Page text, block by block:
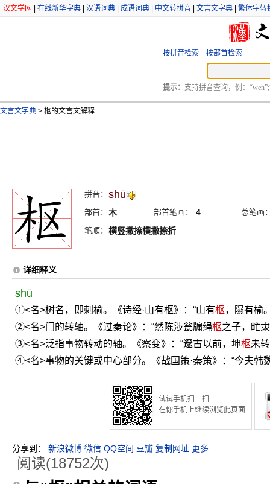
汉文学网 在线新华字典 汉语词典 成语词典 中文转拼音 文言文字典 繁体字转
按拼音检索 按部首检索
提示： 支持拼音查询，例：
文言文字典 > 枢的文言文解释
拼音： shū
部首： 木 部首笔画： 4
总笔画
笔顺： 横竖撇捺横撇捺折
详细释义
shū
①<名>树名，即刺榆。《诗经·山有枢》：“山有枢，隰有榆
②<名>门的转轴。《过秦论》：“然陈涉瓮牖绳枢之子，甿
③<名>泛指事物转动的轴。《察变》：“邃古以前，坤枢未
④<名>事物的关键或中心部分。《战国策·秦策》：“今夫韩
试试手机扫一扫
在你手机上继续浏览此页面
分享到： 新浪微博 微信 QQ空间 豆瓣 复制网址 更多
阅读(18752次)